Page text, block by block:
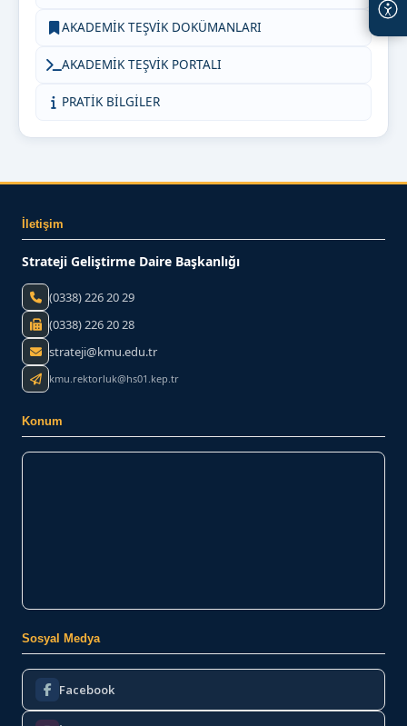
AKADEMİK TEŞVİK DOKÜMANLARI
AKADEMİK TEŞVİK PORTALI
PRATİK BİLGİLER
İletişim
Strateji Geliştirme Daire Başkanlığı
(0338) 226 20 29
(0338) 226 20 28
strateji@kmu.edu.tr
kmu.rektorluk@hs01.kep.tr
Konum
Sosyal Medya
Facebook